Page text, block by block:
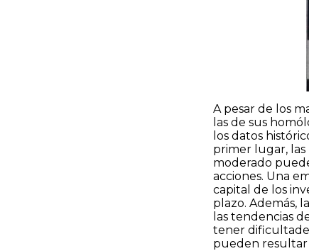
A pesar de los
las de sus
los datos
primer lugar,
moderado
acciones. Una
capital de los
plazo. Además,
las tendencias
tener
pueden resultar